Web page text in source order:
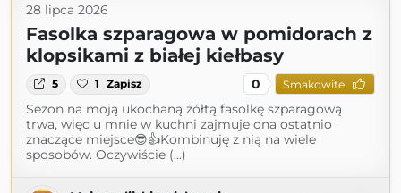
28 lipca 2026
Fasolka szparagowa w pomidorach z
klopsikami z białej kiełbasy
5 1 Zapisz 0 Smakowite
Sezon na moją ukochaną żółtą fasolkę szparagową
trwa, więc u mnie w kuchni zajmuje ona ostatnio
znaczące miejsce😎👍Kombinuję z nią na wiele
sposobów. Oczywiście (...)